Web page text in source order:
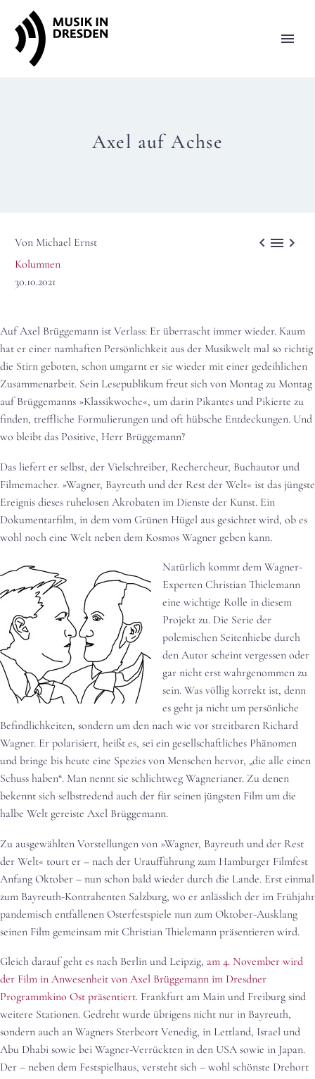
Axel auf Achse
  
Von Michael Ernst
Kolumnen
30.10.2021
Auf Axel Brüggemann ist Verlass: Er überrascht immer wieder. Kaum
hat er einer namhaften Persönlichkeit aus der Musikwelt mal so richtig
die Stirn geboten, schon umgarnt er sie wieder mit einer gedeihlichen
Zusammenarbeit. Sein Lesepublikum freut sich von Montag zu Montag
auf Brüggemanns »Klassikwoche«, um darin Pikantes und Pikierte zu
finden, treffliche Formulierungen und oft hübsche Entdeckungen. Und
wo bleibt das Positive, Herr Brüggemann?
Das liefert er selbst, der Vielschreiber, Rechercheur, Buchautor und
Filmemacher. »Wagner, Bayreuth und der Rest der Welt« ist das jüngste
Ereignis dieses ruhelosen Akrobaten im Dienste der Kunst. Ein
Dokumentarfilm, in dem vom Grünen Hügel aus gesichtet wird, ob es
wohl noch eine Welt neben dem Kosmos Wagner geben kann.
Natürlich kommt dem Wagner-
Experten Christian Thielemann
eine wichtige Rolle in diesem
Projekt zu. Die Serie der
polemischen Seitenhiebe durch
den Autor scheint vergessen oder
gar nicht erst wahrgenommen zu
sein. Was völlig korrekt ist, denn
es geht ja nicht um persönliche
Befindlichkeiten, sondern um den nach wie vor streitbaren Richard
Wagner. Er polarisiert, heißt es, sei ein gesellschaftliches Phänomen
und bringe bis heute eine Spezies von Menschen hervor, „die alle einen
Schuss haben“. Man nennt sie schlichtweg Wagnerianer. Zu denen
bekennt sich selbstredend auch der für seinen jüngsten Film um die
halbe Welt gereiste Axel Brüggemann.
Zu ausgewählten Vorstellungen von »Wagner, Bayreuth und der Rest
der Welt« tourt er – nach der Uraufführung zum Hamburger Filmfest
Anfang Oktober – nun schon bald wieder durch die Lande. Erst einmal
zum Bayreuth-Kontrahenten Salzburg, wo er anlässlich der im Frühjahr
pandemisch entfallenen Osterfestspiele nun zum Oktober-Ausklang
seinen Film gemeinsam mit Christian Thielemann präsentieren wird.
Gleich darauf geht es nach Berlin und Leipzig, am 4. November wird
der Film in Anwesenheit von Axel Brüggemann im Dresdner
Programmkino Ost präsentiert. Frankfurt am Main und Freiburg sind
weitere Stationen. Gedreht wurde übrigens nicht nur in Bayreuth,
sondern auch an Wagners Sterbeort Venedig, in Lettland, Israel und
Abu Dhabi sowie bei Wagner-Verrückten in den USA sowie in Japan.
Der – neben dem Festspielhaus, versteht sich – wohl schönste Drehort